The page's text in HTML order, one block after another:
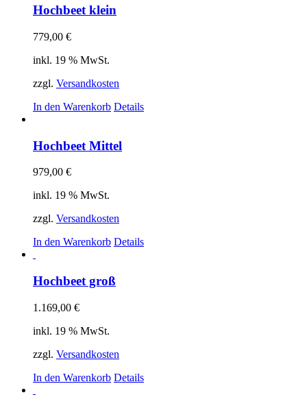
Hochbeet klein
779,00 €
inkl. 19 % MwSt.
zzgl. Versandkosten
In den Warenkorb Details
Hochbeet Mittel
979,00 €
inkl. 19 % MwSt.
zzgl. Versandkosten
In den Warenkorb Details
Hochbeet groß
1.169,00 €
inkl. 19 % MwSt.
zzgl. Versandkosten
In den Warenkorb Details